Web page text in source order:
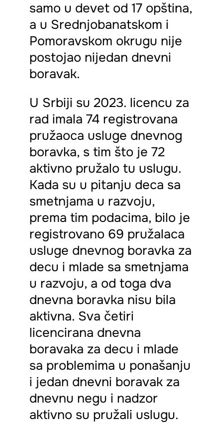
samo u devet od 17 opština,
a u Srednjobanatskom i
Pomoravskom okrugu nije
postojao nijedan dnevni
boravak.
U Srbiji su 2023. licencu za
rad imala 74 registrovana
pružaoca usluge dnevnog
boravka, s tim što je 72
aktivno pružalo tu uslugu.
Kada su u pitanju deca sa
smetnjama u razvoju,
prema tim podacima, bilo je
registrovano 69 pružalaca
usluge dnevnog boravka za
decu i mlade sa smetnjama
u razvoju, a od toga dva
dnevna boravka nisu bila
aktivna. Sva četiri
licencirana dnevna
boravaka za decu i mlade
sa problemima u ponašanju
i jedan dnevni boravak za
dnevnu negu i nadzor
aktivno su pružali uslugu.